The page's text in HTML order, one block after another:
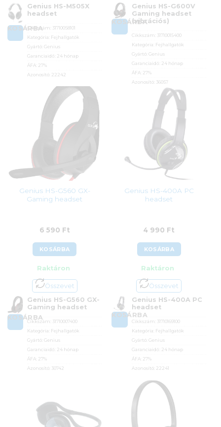
KOSÁRBA
Genius HS-M505X
headset
Cikkszám: 31710058101
Kategória:
Fejhallgatók
Gyártó:Genius
Garanciaidő: 24 hónap
ÁFA: 27%
Azonosító: 22242
KOSÁRBA
Genius HS-G600V
Gaming headset
(vibrációs)
Cikkszám: 31710015400
Kategória:
Fejhallgatók
Gyártó: Genius
Garanciaidő: 24 hónap
ÁFA: 27%
Azonosító: 36057
Genius HS-G560 GX-
Gaming headset
6 590 Ft
KOSÁRBA
Raktáron
Összevet
KOSÁRBA
Genius HS-G560 GX-
Gaming headset
Cikkszám: 31710007400
Kategória: Fejhallgatók
Gyártó:Genius
Garanciaidő: 24 hónap
ÁFA: 27%
Azonosító: 30742
Genius HS-400A PC
headset
4 990 Ft
KOSÁRBA
Raktáron
Összevet
KOSÁRBA
Genius HS-400A PC
headset
Cikkszám: 31710169100
Kategória: Fejhallgatók
Gyártó: Genius
Garanciaidő: 24 hónap
ÁFA: 27%
Azonosító: 22241
4 990Ft